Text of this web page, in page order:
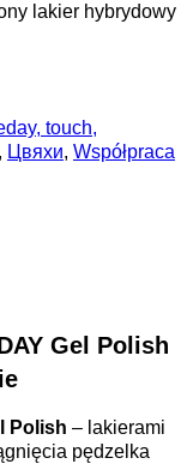
lakier hybrydowy
touch,
Цвяхи, Współpraca
Gel Polish
Polish – lakierami
pędzelka